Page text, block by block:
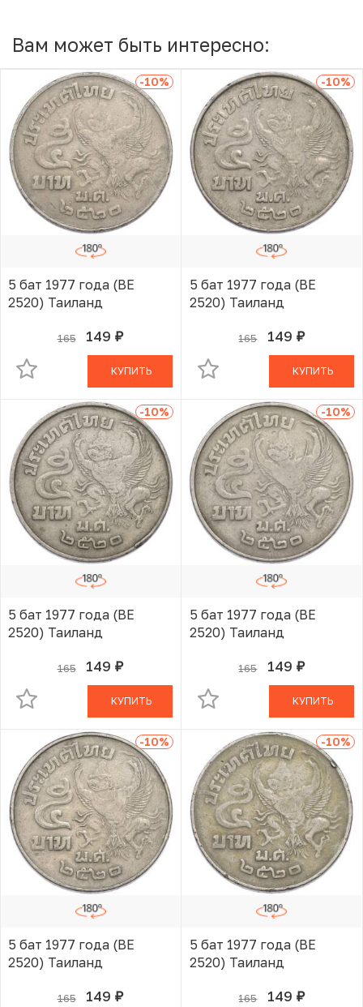
Вам может быть интересно:
-10%
5 бат 1977 года (BE
2520) Таиланд
165 149 руб.
В КОРЗИНЕ
КУПИТЬ
-10%
5 бат 1977 года (BE
2520) Таиланд
165 149 руб.
В КОРЗИНЕ
КУПИТЬ
-10%
5 бат 1977 года (BE
2520) Таиланд
165 149 руб.
В КОРЗИНЕ
КУПИТЬ
-10%
5 бат 1977 года (BE
2520) Таиланд
165 149 руб.
В КОРЗИНЕ
КУПИТЬ
-10%
5 бат 1977 года (BE
2520) Таиланд
165 149 руб.
В КОРЗИНЕ
-10%
5 бат 1977 года (BE
2520) Таиланд
165 149 руб.
В КОРЗИНЕ